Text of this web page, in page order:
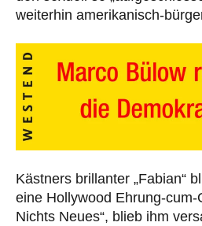
weiterhin amerikanisch-
Kästners brillanter „Fabian“
eine Hollywood Ehrung-cum-
Nichts Neues“, blieb ihm